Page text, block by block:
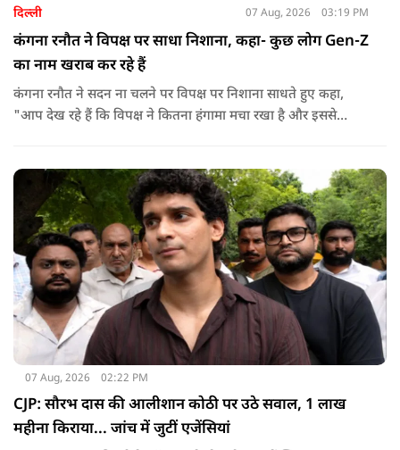
दिल्ली 07 Aug, 2026 03:19 PM
कंगना रनौत ने विपक्ष पर साधा निशाना, कहा- कुछ लोग Gen-Z
का नाम खराब कर रहे हैं
कंगना रनौत ने सदन ना चलने पर विपक्ष पर निशाना साधते हुए कहा,
"आप देख रहे हैं कि विपक्ष ने कितना हंगामा मचा रखा है और इससे
देश के सामने साफ हो रही है. और जब हारते हैं, तो रोना रोते हैं."
07 Aug, 2026 02:22 PM
CJP: सौरभ दास की आलीशान कोठी पर उठे सवाल, 1 लाख
महीना किराया... जांच में जुटीं एजेंसियां